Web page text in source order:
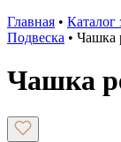
Главная • Каталог
Подвеска • Чашка
Чашка